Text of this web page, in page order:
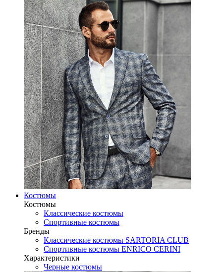
Костюмы
Костюмы
Классические костюмы
Спортивные костюмы
Бренды
Классические костюмы SARTORIA CLUB
Спортивные костюмы ENRICO CERINI
Характеристики
Черные костюмы